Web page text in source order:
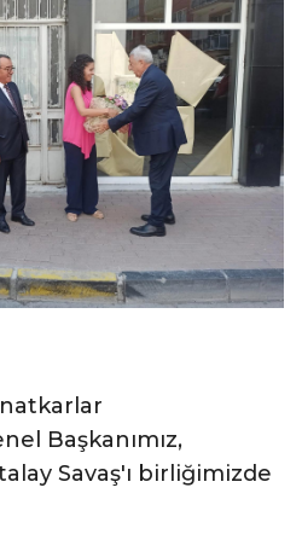
Başkanımız,
Savaş'ı birliğimizde